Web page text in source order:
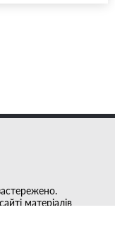
матеріалів